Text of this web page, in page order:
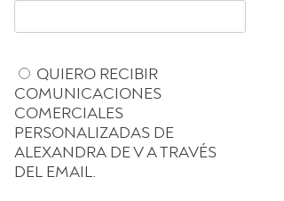
QUIERO RECIBIR
COMUNICACIONES
COMERCIALES
PERSONALIZADAS DE
ALEXANDRA DE V A TRAVÉS
DEL EMAIL.